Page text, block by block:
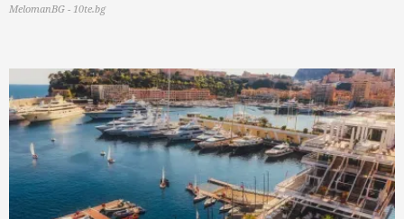
MelomanBG - 10te.bg